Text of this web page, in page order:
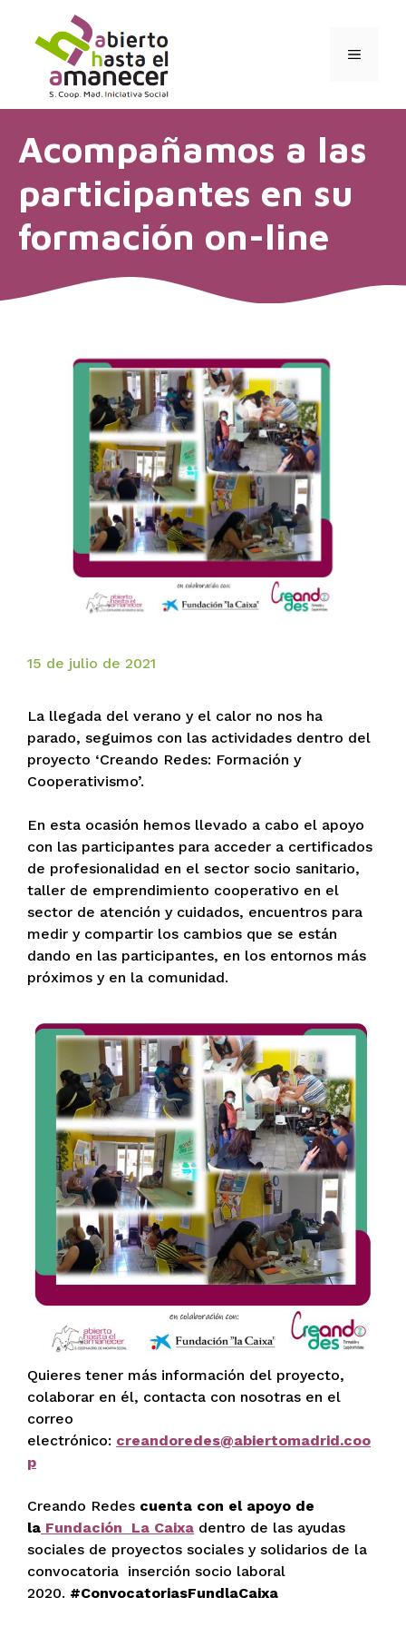
contenido
MENÚ
Acompañamos a las
participantes en su
formación on-line
15 de julio de 2021
La llegada del verano y el calor no nos ha
parado, seguimos con las actividades dentro del
proyecto ‘Creando Redes: Formación y
Cooperativismo’.
En esta ocasión hemos llevado a cabo el apoyo
con las participantes para acceder a certificados
de profesionalidad en el sector socio sanitario,
taller de emprendimiento cooperativo en el
sector de atención y cuidados, encuentros para
medir y compartir los cambios que se están
dando en las participantes, en los entornos más
próximos y en la comunidad.
Quieres tener más información del proyecto,
colaborar en él, contacta con nosotras en el
correo
electrónico: creandoredes@abiertomadrid.coo
p
Creando Redes cuenta con el apoyo de
la Fundación La Caixa dentro de las ayudas
sociales de proyectos sociales y solidarios de la
convocatoria inserción socio laboral
2020. #ConvocatoriasFundlaCaixa